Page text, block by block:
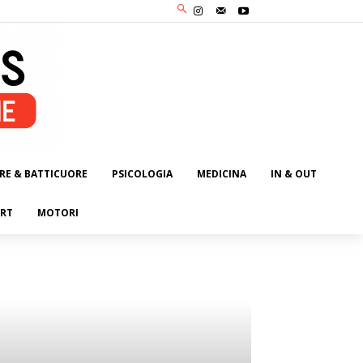
& BATTICUORE PSICOLOGIA MEDICINA IN & OUT
MOTORI